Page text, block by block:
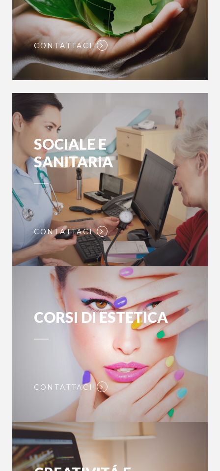
CONTATTACI
SOCIALE E
SANITARIA
CONTATTACI
CORSI DI ESTETICA
CONTATTACI